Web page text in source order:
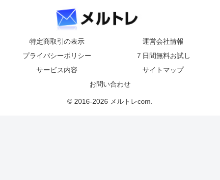
特定商取引の表示
運営会社情報
プライバシーポリシー
７日間無料お試し
サービス内容
サイトマップ
お問い合わせ
© 2016-2026 メルトレcom.